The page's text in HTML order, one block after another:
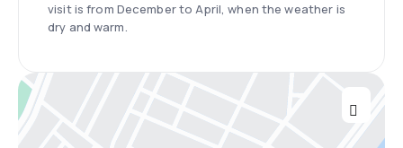
visit is from December to April, when the weather is
dry and warm.